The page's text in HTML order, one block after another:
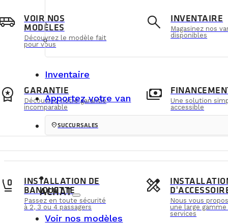
VOIR NOS
MODÈLES
Découvrez le modèle fait
pour vous
search INVENTAIRE
Magasinez nos
disponibles
GARANTIE
Découvrez notre garantie
incomparable
payments
Une solution
accessible
INSTALLATION DE
BANQUETTE
Passez en toute sécurité
à 2, 3 ou 4 passagers
design_services
Nous vous
une large gamme
services
Inventaire
Apportez votre van
location_onSUCCURSALES
ACHAT
Voir nos modèles
LE BLOG VANLIFE
Actualités et astuces sur la vanlife, idées